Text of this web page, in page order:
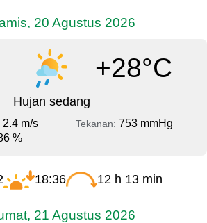
20 Agustus 2026
+28°C
Hujan sedang
2.4 m/s Tekanan: 753 mmHg
%
18:36 12 h 13 min
21 Agustus 2026